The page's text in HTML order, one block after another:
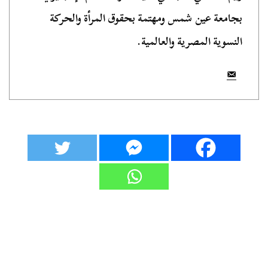
بجامعة عين شمس ومهتمة بحقوق المرأة والحركة
النسوية المصرية والعالمية.